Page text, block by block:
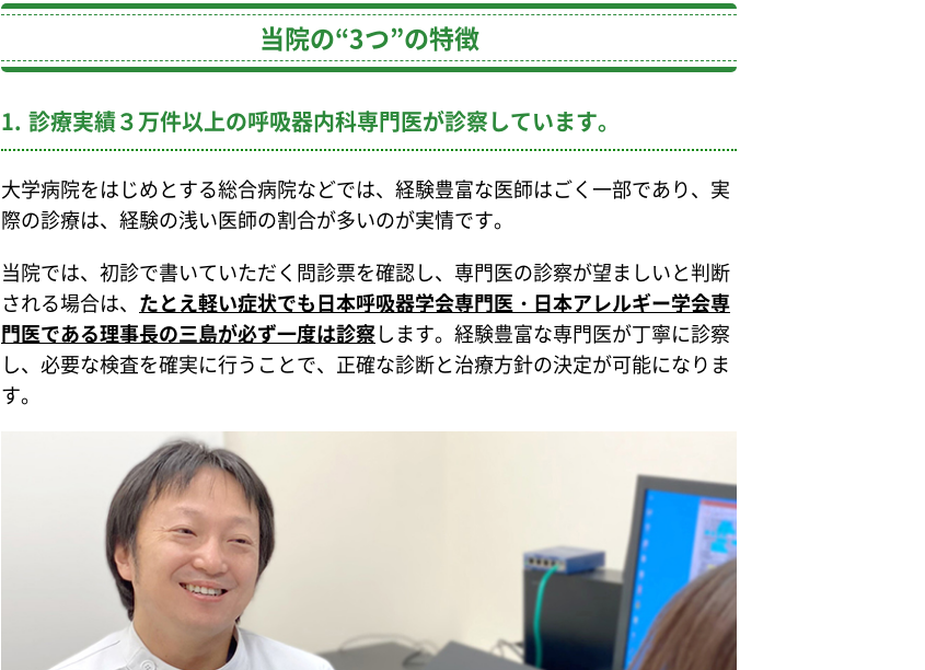
当院の“3つ”の特徴
1. 診療実績３万件以上の呼吸器内科専門医が診察しています。
大学病院をはじめとする総合病院などでは、経験豊富な医師はごく一部であり、実
際の診療は、経験の浅い医師の割合が多いのが実情です。
当院では、初診で書いていただく問診票を確認し、専門医の診察が望ましいと判断
される場合は、 たとえ軽い症状でも日本呼吸器学会専門医・日本アレルギー学会専
門医である理事長の三島が必ず一度は診察します。経験豊富な専門医が丁寧に診察
し、必要な検査を確実に行うことで、正確な診断と治療方針の決定が可能になりま
す。